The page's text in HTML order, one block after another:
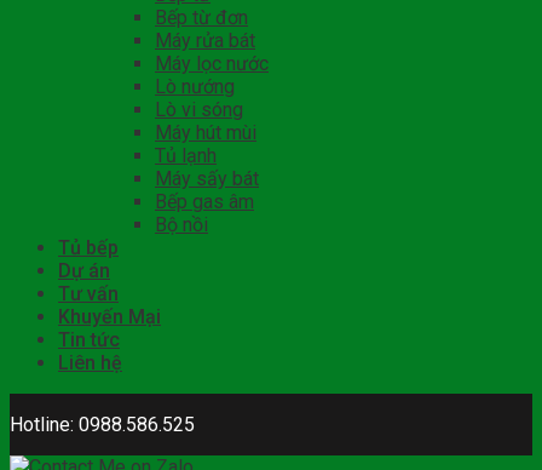
Bếp từ đơn
Máy rửa bát
Máy lọc nước
Lò nướng
Lò vi sóng
Máy hút mùi
Tủ lạnh
Máy sấy bát
Bếp gas âm
Bộ nồi
Tủ bếp
Dự án
Tư vấn
Khuyến Mại
Tin tức
Liên hệ
Hotline: 0988.586.525